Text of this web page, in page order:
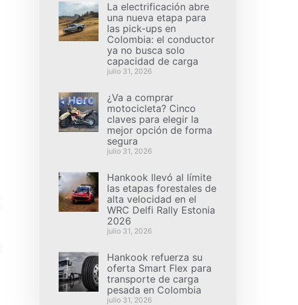
La electrificación abre
una nueva etapa para
las pick-ups en
Colombia: el conductor
ya no busca solo
capacidad de carga
julio 31, 2026
¿Va a comprar
motocicleta? Cinco
claves para elegir la
mejor opción de forma
segura
julio 31, 2026
Hankook llevó al límite
las etapas forestales de
alta velocidad en el
WRC Delfi Rally Estonia
2026
julio 31, 2026
Hankook refuerza su
oferta Smart Flex para
transporte de carga
pesada en Colombia
julio 31, 2026